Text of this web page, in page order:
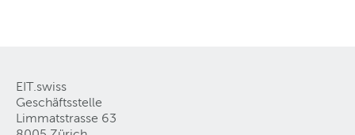
EIT.swiss
Geschäftsstelle
Limmatstrasse 63